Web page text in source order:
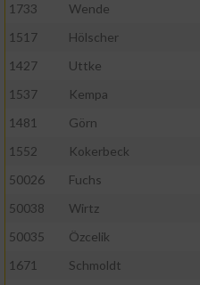
1733
Wende
1517
Hölscher
1427
Uttke
1537
Kempa
1481
Görn
1552
Kokerbeck
50026
Fuchs
50038
Wirtz
50035
Özcelik
1671
Schmoldt